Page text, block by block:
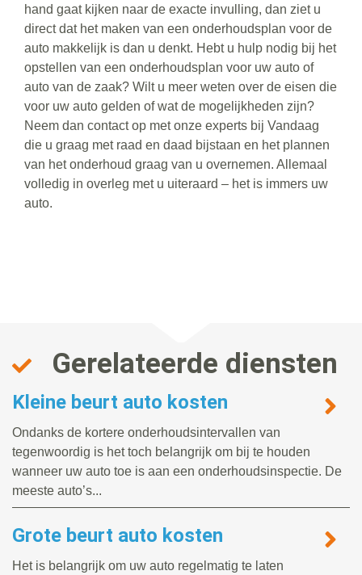
hand gaat kijken naar de exacte invulling, dan ziet u
direct dat het maken van een onderhoudsplan voor de
auto makkelijk is dan u denkt. Hebt u hulp nodig bij het
opstellen van een onderhoudsplan voor uw auto of
auto van de zaak? Wilt u meer weten over de eisen die
voor uw auto gelden of wat de mogelijkheden zijn?
Neem dan contact op met onze experts bij Vandaag
die u graag met raad en daad bijstaan en het plannen
van het onderhoud graag van u overnemen. Allemaal
volledig in overleg met u uiteraard – het is immers uw
auto.
Gerelateerde diensten
Kleine beurt auto kosten
Ondanks de kortere onderhoudsintervallen van
tegenwoordig is het toch belangrijk om bij te houden
wanneer uw auto toe is aan een onderhoudsinspectie. De
meeste auto’s...
Grote beurt auto kosten
Het is belangrijk om uw auto regelmatig te laten